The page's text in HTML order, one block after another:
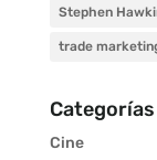
Stephen
trade
Categorías
Cine